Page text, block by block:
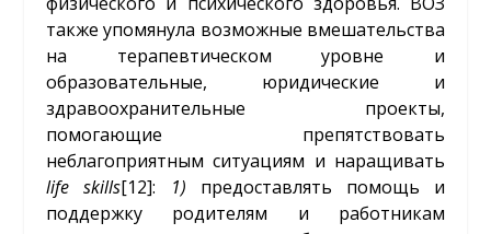
также упомянула возможные вмешательства
на терапевтическом уровне и
образовательные, юридические и
здравоохранительные проекты,
помогающие препятствовать
неблагоприятным ситуациям и наращивать
life skills[12]: 1) предоставлять помощь и
поддержку родителям и работникам